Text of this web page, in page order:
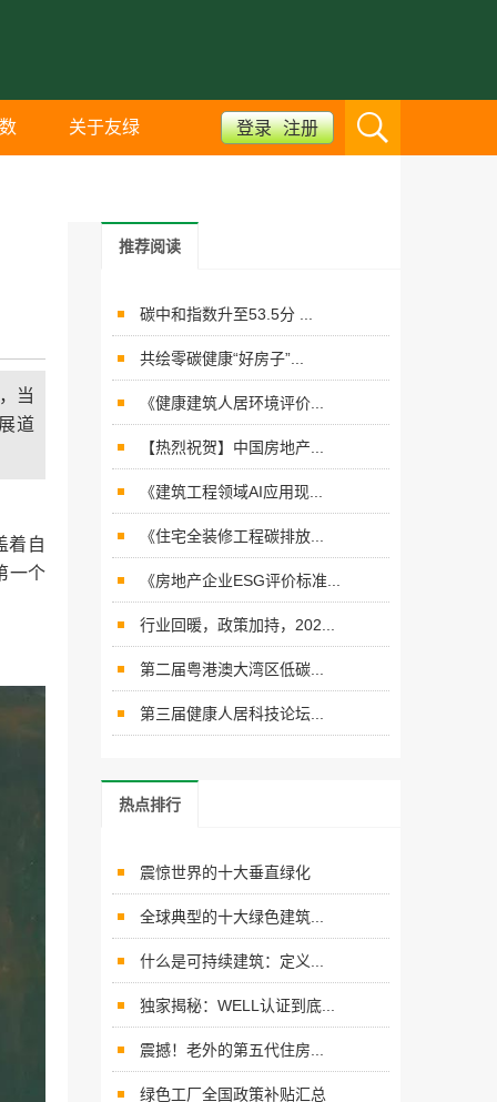
关于友绿 登录 注册
当
道
着自
一个
推荐阅读
碳中和指数升至53.5分 ...
共绘零碳健康“好房子”...
《健康建筑人居环境评价...
【热烈祝贺】中国房地产...
《建筑工程领域AI应用现...
《住宅全装修工程碳排放...
《房地产企业ESG评价标准...
行业回暖，政策加持，202...
第二届粤港澳大湾区低碳...
第三届健康人居科技论坛...
热点排行
震惊世界的十大垂直绿化
全球典型的十大绿色建筑...
什么是可持续建筑：定义...
独家揭秘：WELL认证到底...
震撼！老外的第五代住房...
绿色工厂全国政策补贴汇总